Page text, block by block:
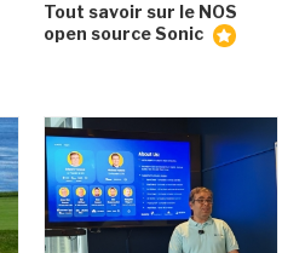
Tout savoir sur le NOS
open source Sonic